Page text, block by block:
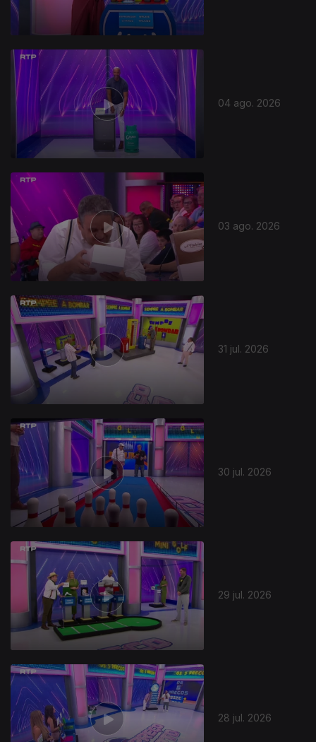
04 ago. 2026
03 ago. 2026
31 jul. 2026
30 jul. 2026
29 jul. 2026
28 jul. 2026